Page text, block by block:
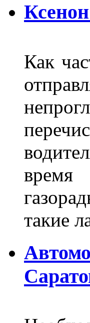
Как
время
такие